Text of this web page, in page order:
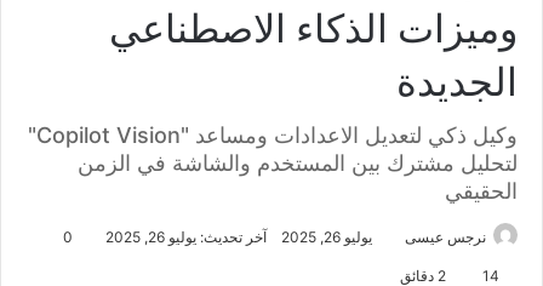
وميزات الذكاء الاصطناعي
الجديدة
وكيل ذكي لتعديل الاعدادات ومساعد "Copilot Vision"
لتحليل مشترك بين المستخدم والشاشة في الزمن
الحقيقي
نرجس عيسى يوليو 26, 2025 آخر تحديث: يوليو 26, 2025 0
14